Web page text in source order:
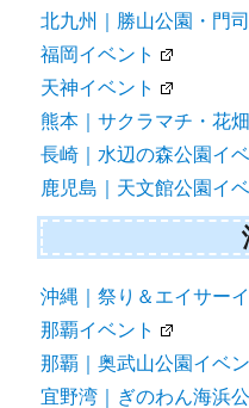
北九州｜勝山公園・門
福岡イベント
天神イベント
熊本｜サクラマチ・花
長崎｜水辺の森公園イ
鹿児島｜天文館公園イ
沖縄｜祭り＆エイサー
那覇イベント
那覇｜奥武山公園イベ
宜野湾｜ぎのわん海浜